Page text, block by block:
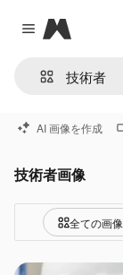
Close menu
Magnific
AI 画像を作成
技術者画像
全ての画像